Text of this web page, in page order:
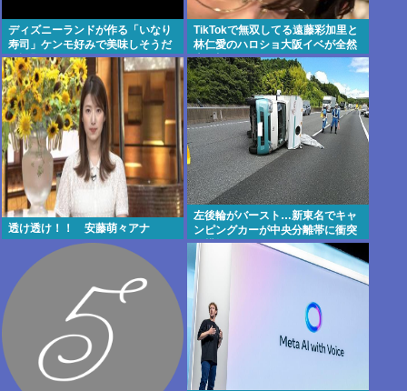
ディズニーランドが作る「いなり
寿司」ケンモ好みで美味しそうだ
と話題に
TikTokで無双してる遠藤彩加里と
林仁愛のハロショ大阪イベが全然
売り切れないのは何故？ボトム2
の有
透け透け！！ 安藤萌々アナ
左後輪がバースト…新東名でキャ
ンピングカーが中央分離帯に衝突
し横転